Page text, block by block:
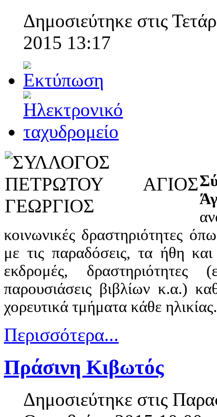
Δημοσιεύτηκε στις
2015 13:17
κοινωνικές δραστηριότητες
με τις παραδόσεις, τα ήθη
εκδρομές, δραστηριότητες
παρουσιάσεις βιβλίων κ.α.)
χορευτικά τμήματα κάθε ηλικίας.
Περισσότερα...
Πράσινη Κιβωτός
Δημοσιεύτηκε στις